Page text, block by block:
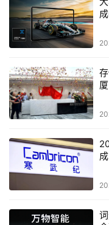
"6.exe"、"7.exe"、
并自动调用运行。其
盗号木马、远程控制
会通过在被感染计算
文件的方式来实现蠕虫
针对以上病毒，江民
高速杀毒引擎及各项
害程序或代码等攻击
议相关管理人员在适
厦